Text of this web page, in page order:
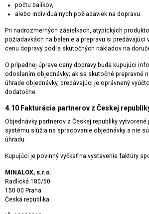
počtu balíkov,
alebo individuálnych požiadaviek na dopravu.
Pri nadrozmerných zásielkach, atypických
požiadavkách na balenie a prepravu si predávajúci
cenu dopravy podľa skutočných nákladov na
O prípadnej úprave ceny dopravy bude kupujúci
odoslaním objednávky; ak sa skutočné prepravné
úhrade objednávky, predávajúci je oprávnený
dodatočne.
4.10 Fakturácia partnerov z Českej
Objednávky partnerov z Českej republiky
systému slúžia na spracovanie objednávky a nie
úhradu.
Kupujúci je povinný vyčkať na vystavenie faktúry
MINALOX, s.r.o.
Radlická 180/50
150 00 Praha
Česká republika